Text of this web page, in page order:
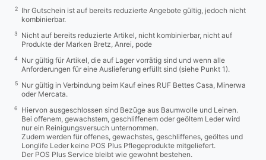
2
Ihr Gutschein ist auf bereits reduzierte Angebote gültig, jedoch nicht
kombinierbar.
3
Nicht auf bereits reduzierte Artikel, nicht kombinierbar, nicht auf
Produkte der Marken Bretz, Anrei, pode
4
Nur gültig für Artikel, die auf Lager vorrätig sind und wenn alle
Anforderungen für eine Auslieferung erfüllt sind (siehe Punkt 1).
5
Nur gültig in Verbindung beim Kauf eines RUF Bettes Casa, Minerwa
oder Mercata.
6
Hiervon ausgeschlossen sind Bezüge aus Baumwolle und Leinen.
Bei offenem, gewachstem, geschliffenem oder geöltem Leder wird
nur ein Reinigungsversuch unternommen.
Zudem werden für offenes, gewachstes, geschliffenes, geöltes und
Longlife Leder keine POS Plus Pflegeprodukte mitgeliefert.
Der POS Plus Service bleibt wie gewohnt bestehen.